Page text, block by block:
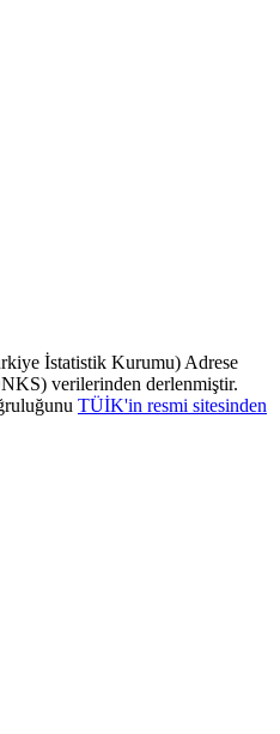
İstatistik Kurumu) Adrese
verilerinden derlenmiştir.
TÜİK'in resmi sitesinden